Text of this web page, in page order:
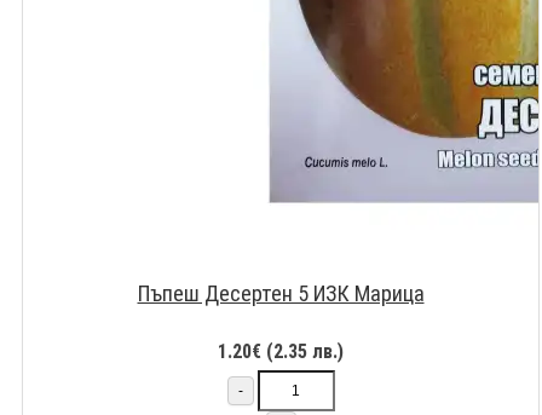
Пъпеш Десертен 5 ИЗК Марица
1.20€ (2.35 лв.)
-